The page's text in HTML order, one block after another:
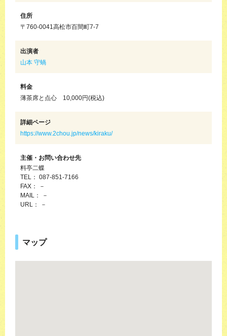
住所
〒760-0041高松市百間町7-7
出演者
山本 守蝸
料金
薄茶席と点心 10,000円(税込)
詳細ページ
https://www.2chou.jp/news/kiraku/
主催・お問い合わせ先
料亭二蝶
TEL： 087-851-7166
FAX： －
MAIL： －
URL： －
マップ